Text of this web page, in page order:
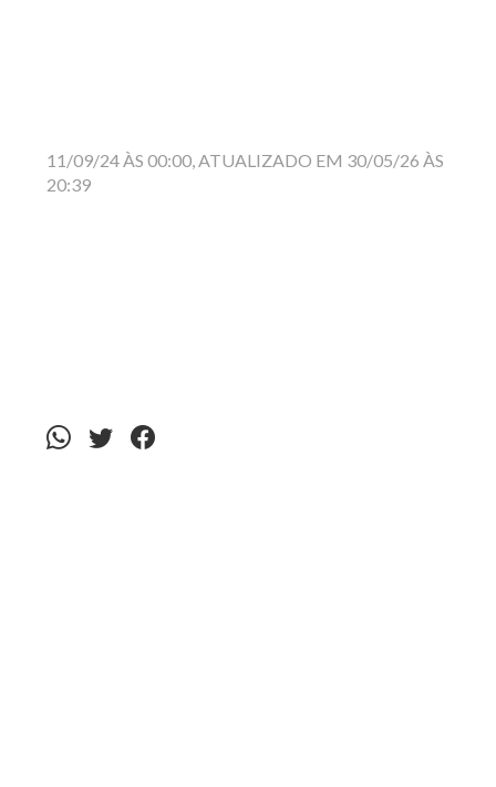
11/09/24 ÀS 00:00, ATUALIZADO EM 30/05/26 ÀS
20:39